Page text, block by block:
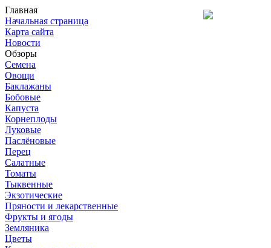
Главная
Начальная страница
Карта сайта
Новости
Обзоры
Семена
Овощи
Баклажаны
Бобовые
Капуста
Корнеплоды
Луковые
Паслёновые
Перец
Салатные
Томаты
Тыквенные
Экзотические
Пряности и лекарственные
Фрукты и ягоды
Земляника
Цветы